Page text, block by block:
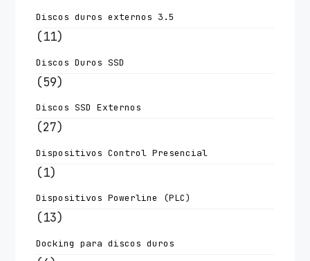
Discos duros externos 3.5
(11)
Discos Duros SSD
(59)
Discos SSD Externos
(27)
Dispositivos Control Presencial
(1)
Dispositivos Powerline (PLC)
(13)
Docking para discos duros